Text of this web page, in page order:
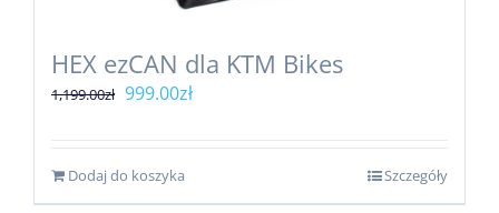
HEX ezCAN dla KTM Bikes
1,199.00zł Pierwotna
1,199.00zł.
999.00złAktualna
Dodaj do koszyka Szczegóły